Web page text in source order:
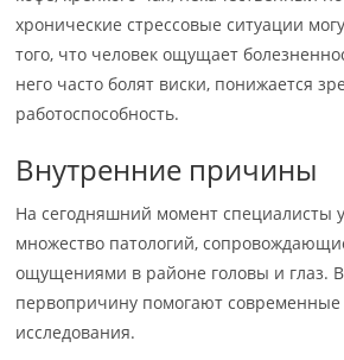
хронические стрессовые ситуации
того, что человек ощущает
него часто болят виски, понижается
работоспособность.
Внутренние причины
На сегодняшний момент специалисты
множество патологий,
ощущениями в районе головы и глаз.
первопричину помогают современные
исследования.